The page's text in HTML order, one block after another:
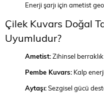
Enerji şarjı için ametist
Çilek Kuvars Doğal
Uyumludur?
Ametist:Zihinsel
Pembe Kuvars: Kalp
Aytaşı:Sezgisel gücü